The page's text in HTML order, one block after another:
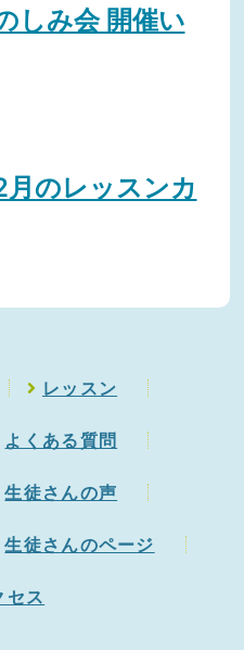
しみ会 開催い
のレッスンカ
レッスン
よくある質問
生徒さんの声
生徒さんのページ
セス